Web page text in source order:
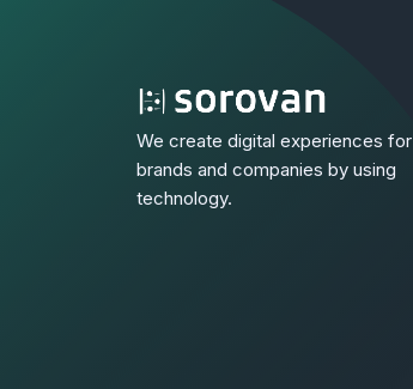
We create digital experiences for
brands and companies by using
technology.